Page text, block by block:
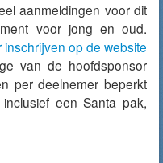
aanmeldingen voor dit
voor jong en oud.
inschrijven op de website
van de hoofdsponsor
per deelnemer beperkt
een Santa pak,